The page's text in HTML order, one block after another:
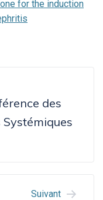
for the induction
des
Suivant